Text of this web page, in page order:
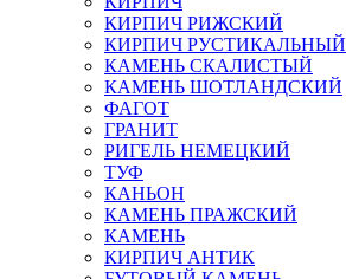
КИРПИЧ РИЖСКИЙ
КИРПИЧ РУСТИКАЛЬНЫЙ
КАМЕНЬ СКАЛИСТЫЙ
КАМЕНЬ ШОТЛАНДСКИЙ
ФАГОТ
ГРАНИТ
РИГЕЛЬ НЕМЕЦКИЙ
ТУФ
КАНЬОН
КАМЕНЬ ПРАЖСКИЙ
КАМЕНЬ
КИРПИЧ АНТИК